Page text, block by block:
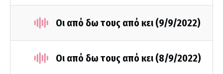
Οι από δω τους από κει (9/9/2022)
Οι από δω τους από κει (8/9/2022)